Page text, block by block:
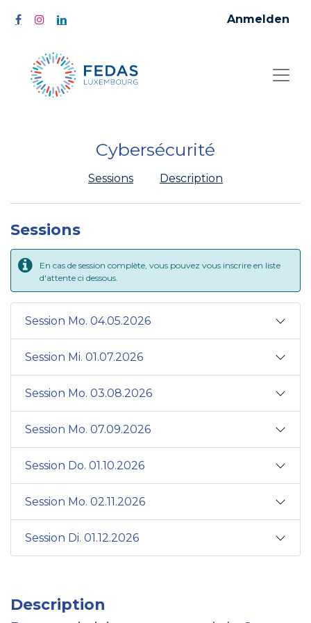
Anmelden
Cybersécurité
Sessions Description
Sessions
En cas de session complète, vous pouvez vous inscrire en liste
d'attente ci dessous.
Session Mo. 04.05.2026
Session Mi. 01.07.2026
Session Mo. 03.08.2026
Session Mo. 07.09.2026
Session Do. 01.10.2026
Session Mo. 02.11.2026
Session Di. 01.12.2026
Description